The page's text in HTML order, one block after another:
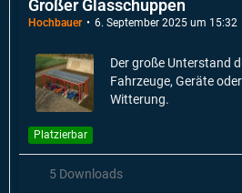
Großer Glasschuppen
Hochbauer 6. September 2025 um 15:32
Der große Unterstand
Fahrzeuge, Geräte
Witterung.
Platzierbar
5 Downloads